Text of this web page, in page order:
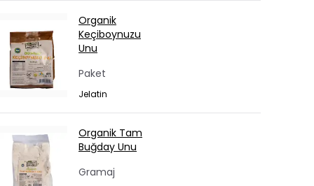
Organik
Keçiboynuzu
Unu
Paket
Jelatin
Organik Tam
Buğday Unu
Gramaj